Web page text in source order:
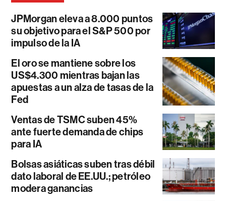
JPMorgan eleva a 8.000 puntos
su objetivo para el S&P 500 por
impulso de la IA
El oro se mantiene sobre los
US$4.300 mientras bajan las
apuestas a un alza de tasas de la
Fed
Ventas de TSMC suben 45%
ante fuerte demanda de chips
para IA
Bolsas asiáticas suben tras débil
dato laboral de EE.UU.; petróleo
modera ganancias